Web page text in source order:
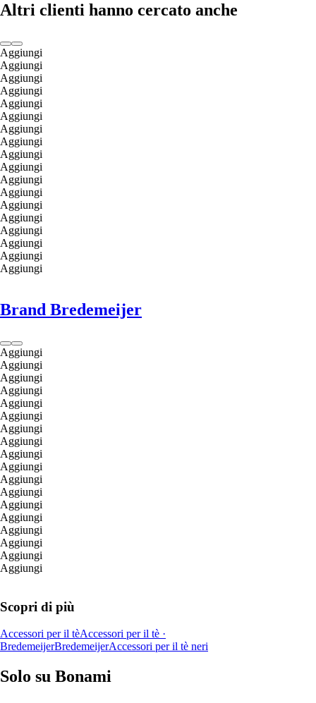
Altri clienti hanno cercato anche
Aggiungi
Aggiungi
Aggiungi
Aggiungi
Aggiungi
Aggiungi
Aggiungi
Aggiungi
Aggiungi
Aggiungi
Aggiungi
Aggiungi
Aggiungi
Aggiungi
Aggiungi
Aggiungi
Aggiungi
Aggiungi
Brand Bredemeijer
Aggiungi
Aggiungi
Aggiungi
Aggiungi
Aggiungi
Aggiungi
Aggiungi
Aggiungi
Aggiungi
Aggiungi
Aggiungi
Aggiungi
Aggiungi
Aggiungi
Aggiungi
Aggiungi
Aggiungi
Aggiungi
Scopri di più
Accessori per il tèAccessori per il tè ·
BredemeijerBredemeijerAccessori per il tè neri
Solo su Bonami